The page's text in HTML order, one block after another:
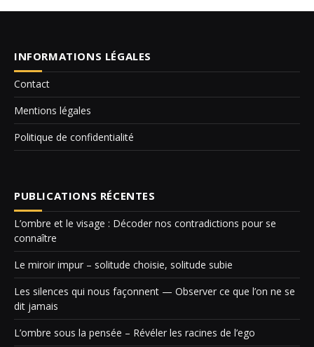
INFORMATIONS LÉGALES
Contact
Mentions légales
Politique de confidentialité
PUBLICATIONS RÉCENTES
L’ombre et le visage : Décoder nos contradictions pour se
connaître
Le miroir impur – solitude choisie, solitude subie
Les silences qui nous façonnent — Observer ce que l’on ne se
dit jamais
L’ombre sous la pensée – Révéler les racines de l’ego